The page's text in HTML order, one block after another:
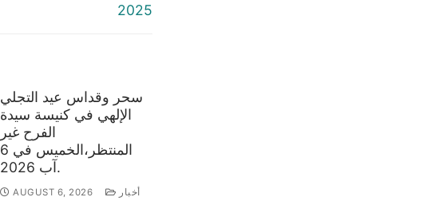
2025
سحر وقداس عيد التجلي
الإلهي في كنيسة سيدة
الفرح غير
المنتظر،الخميس في 6
آب 2026.
AUGUST 6, 2026 أخبار